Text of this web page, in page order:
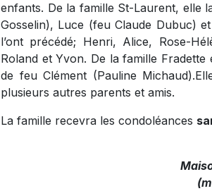
enfants. De la famille St-Laurent, elle
Gosselin), Luce (feu Claude Dubuc)
l’ont précédé; Henri, Alice, Rose-
Roland et Yvon. De la famille
de feu Clément (Pauline
plusieurs autres parents et amis.
La famille recevra les condoléances